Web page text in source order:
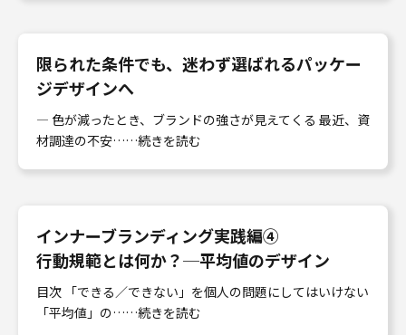
限られた条件でも、迷わず選ばれるパッケー
ジデザインへ
― 色が減ったとき、ブランドの強さが見えてくる 最近、資
材調達の不安……続きを読む
インナーブランディング実践編④
行動規範とは何か？─平均値のデザイン
目次 「できる／できない」を個人の問題にしてはいけない
「平均値」の……続きを読む